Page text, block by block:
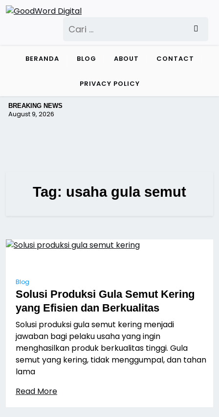
Skip
to
untuk:
BERANDA BLOG ABOUT CONTACT
PRIVACY POLICY
BREAKING NEWS
August 9, 2026
Tag: usaha gula semut
Blog
Solusi Produksi Gula Semut Kering
yang Efisien dan Berkualitas
Solusi produksi gula semut kering menjadi
jawaban bagi pelaku usaha yang ingin
menghasilkan produk berkualitas tinggi. Gula
semut yang kering, tidak menggumpal, dan tahan
lama
Read More